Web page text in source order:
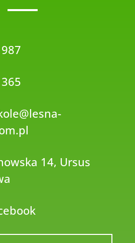
14, Ursus